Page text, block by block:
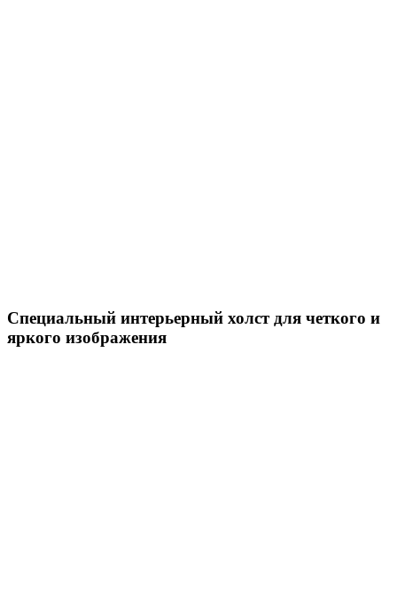
Специальный интерьерный холст для четкого и
яркого изображения